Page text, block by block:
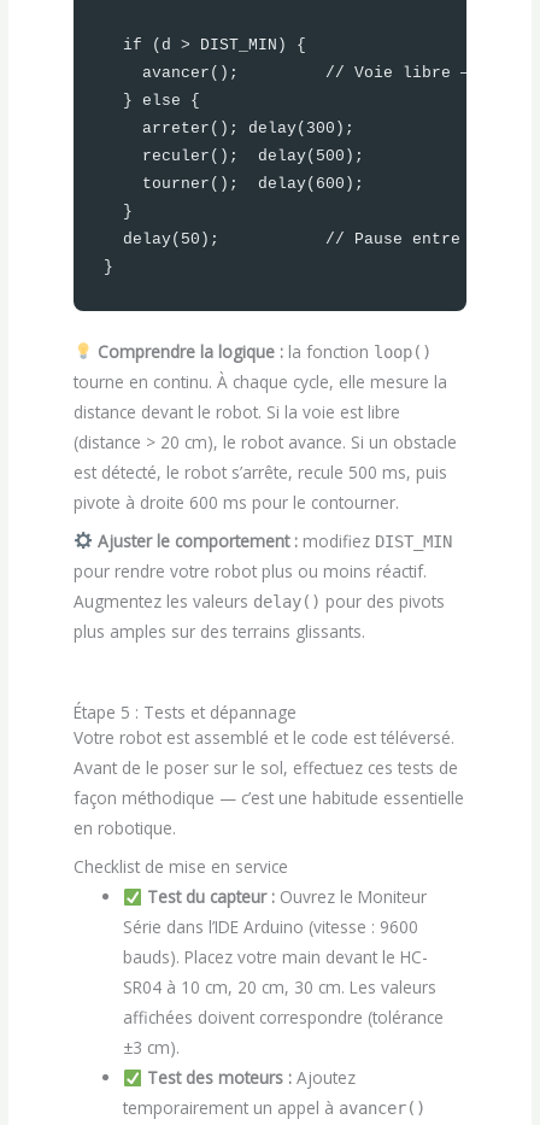
  if (d > DIST_MIN) {
avancer();         // Voie libre — on
  } else {
    arreter(); delay(300);
    reculer();  delay(500);
    tourner();  delay(600);
  }
delay(50);           // Pause entre deux
}
Comprendre la logique :la fonction loop()
tourne en continu. À chaque cycle, elle mesure la
distance devant le robot. Si la voie est libre
(distance > 20 cm), le robot avance. Si un obstacle
est détecté, le robot s’arrête, recule 500 ms, puis
pivote à droite 600 ms pour le contourner.
Ajuster le comportement :modifiez DIST_MIN
pour rendre votre robot plus ou moins réactif.
Augmentez les valeurs delay() pour des pivots
plus amples sur des terrains glissants.
Étape 5 : Tests et dépannage
Votre robot est assemblé et le code est téléversé.
Avant de le poser sur le sol, effectuez ces tests de
façon méthodique — c’est une habitude essentielle
en robotique.
Checklist de mise en service
Test du capteur :Ouvrez le Moniteur
Série dans l’IDE Arduino (vitesse : 9600
bauds). Placez votre main devant le HC-
SR04 à 10 cm, 20 cm, 30 cm. Les valeurs
affichées doivent correspondre (tolérance
±3 cm).
Test des moteurs :Ajoutez
temporairement un appel à avancer()